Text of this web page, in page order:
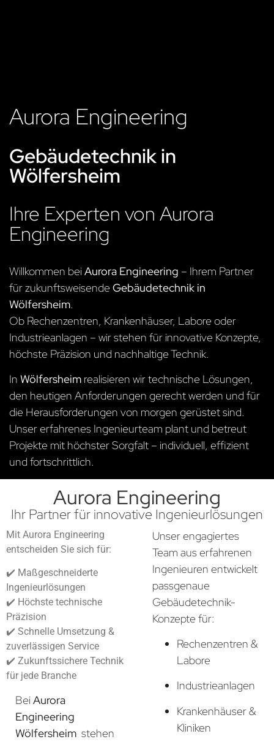
Aurora Engineering
Gebäudetechnik in
Wölfersheim
Ihre Experten von Aurora
Engineering
Willkommen beiAurora Engineering – Ihrem Partner
für zukunftsweisendeGebäudetechnik in
Wölfersheim.
Ob Rechenzentren, Krankenhäuser, Labore oder
Industrieanlagen – wir stehen für innovative Konzepte,
höchste Präzision und nachhaltige Technik.
In Wölfersheim realisieren wir technische Lösungen,
den heutigen Anforderungen gerecht werden und für
die Herausforderungen von morgen gerüstet sind.
Unser erfahrenes Ingenieurteam plant und betreut
Projekte mit höchster Sorgfalt – individuell, effizient
und fortschrittlich.
Aurora Engineering
Ihr Partner für innovative Ingenieurlösungen
Mit Aurora Engineering
entscheiden Sie sich für:
✔️ Maßgeschneiderte
Ingenieurlösungen
✔️ Höchste technische
Präzision
✔️ Schnelle Umsetzung &
zuverlässigen Service
✔️ Zukunftssichere Technik
für jede Branche
BeiAurora
Engineering
Wölfersheim stehen
Unser engagiertes
Team aus erfahrenen
Ingenieuren entwickelt
passgenaue
Gebäudetechnik-
Konzepte für:
Rechenzentren &
Labore
Industrieanlagen
Krankenhäuser &
Kliniken